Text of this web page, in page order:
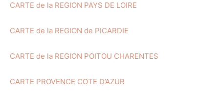
CARTE de la REGION PAYS DE LOIRE
CARTE de la REGION de PICARDIE
CARTE de la REGION POITOU CHARENTES
CARTE PROVENCE COTE D’AZUR